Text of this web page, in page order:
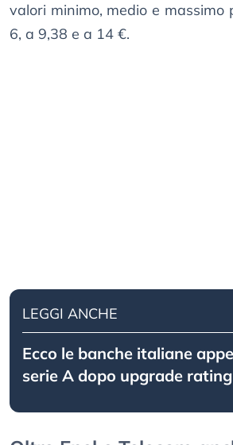
valori minimo, medio e massimo
6, a 9,38 e a 14 €.
LEGGI ANCHE
Ecco le banche italiane
serie A dopo upgrade